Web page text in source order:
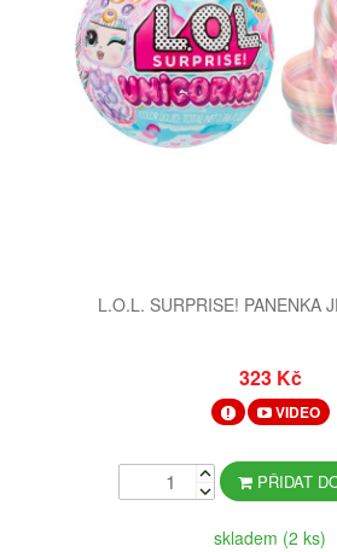
L.O.L. SURPRISE! PANENKA
323 Kč
VIDEO
PŘIDAT
skladem (2 ks)